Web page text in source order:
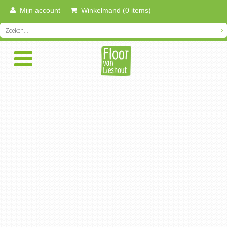
Mijn account Winkelmand (0 items)